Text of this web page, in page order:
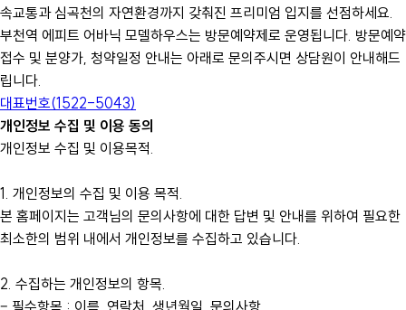
속교통과 심곡천의 자연환경까지 갖춰진 프리미엄 입지를 선점하세요.
부천역 에피트 어바닉 모델하우스는 방문예약제로 운영됩니다. 방문예약
접수 및 분양가, 청약일정 안내는 아래로 문의주시면 상담원이 안내해드
립니다.
대표번호(1522-5043)
개인정보 수집 및 이용 동의
개인정보 수집 및 이용목적.
1. 개인정보의 수집 및 이용 목적.
본 홈페이지는 고객님의 문의사항에 대한 답변 및 안내를 위하여 필요한
최소한의 범위 내에서 개인정보를 수집하고 있습니다.
2. 수집하는 개인정보의 항목.
– 필수항목 : 이름, 연락처, 생년월일, 문의사항.